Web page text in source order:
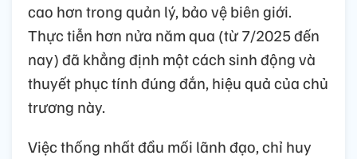
cao hơn trong quản lý, bảo vệ biên giới.
Thực tiễn hơn nửa năm qua (từ 7/2025 đến
nay) đã khẳng định một cách sinh động và
thuyết phục tính đúng đắn, hiệu quả của chủ
trương này.
Việc thống nhất đầu mối lãnh đạo, chỉ huy